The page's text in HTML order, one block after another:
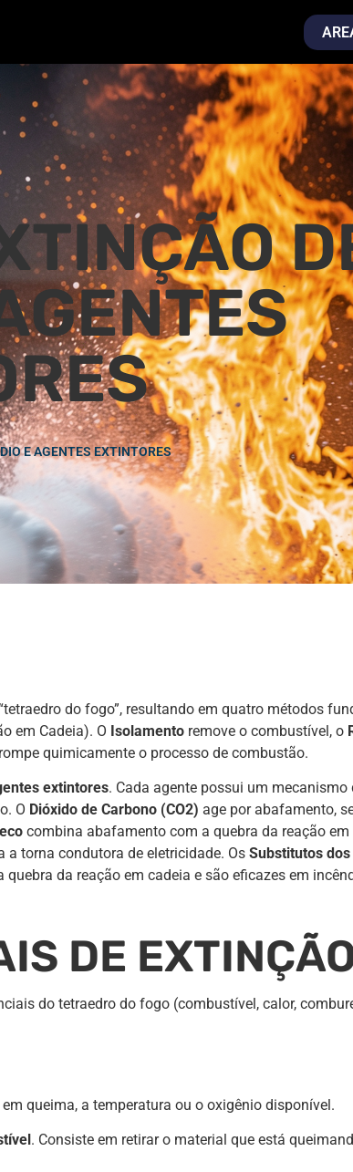
E AGENTES EXTINTORES
do fogo”, resultando em quatro métodos
em Cadeia). O Isolamento remove o combustível, o
quimicamente o processo de combustão.
extintores. Cada agente possui um
O Dióxido de Carbono (CO2) age por abafamento,
combina abafamento com a quebra da reação em
torna condutora de eletricidade. Os Substitutos
da reação em cadeia e são eficazes em
DE
do tetraedro do fogo (combustível, calor,
queima, a temperatura ou o oxigênio disponível.
. Consiste em retirar o material que está